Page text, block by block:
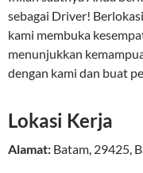
sebagai Driver!
kami membuka
menunjukkan
dengan kami dan buat
Lokasi Kerja
Alamat: Batam, 29425,